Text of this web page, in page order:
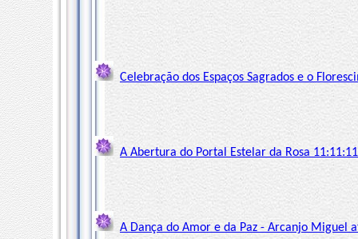
Celebração dos Espaços Sagrados e o
A Abertura do Portal Estelar da Rosa
A Dança do Amor e da Paz - Arcanjo Miguel